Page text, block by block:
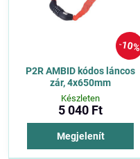
10%
P2R AMBID kódos láncos
zár, 4x650mm
Készleten
5 040 Ft
Megjelenít